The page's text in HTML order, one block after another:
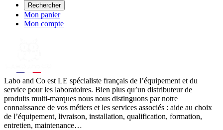
Rechercher
Mon panier
Mon compte
Labo and Co est LE spécialiste français de l’équipement et du
service pour les laboratoires. Bien plus qu’un distributeur de
produits multi-marques nous nous distinguons par notre
connaissance de vos métiers et les services associés : aide au choix
de l’équipement, livraison, installation, qualification, formation,
entretien, maintenance…